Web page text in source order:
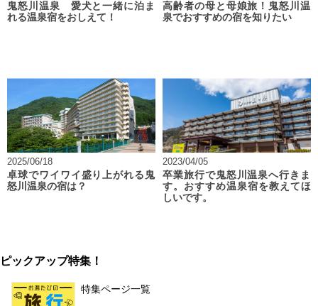
鬼怒川温泉 愛犬と一緒に泊ま
れる温泉宿をおしえて！
高齢者の母と母娘旅！鬼怒川温
泉でおすすめの宿を知りたい
2025/06/18
卓球でワイワイ盛り上がれる鬼
怒川温泉の宿は？
2023/04/05
卒業旅行で鬼怒川温泉へ行きま
す。おすすめ温泉宿を教えてほ
しいです。
ピックアップ特集！
特集ページ一覧